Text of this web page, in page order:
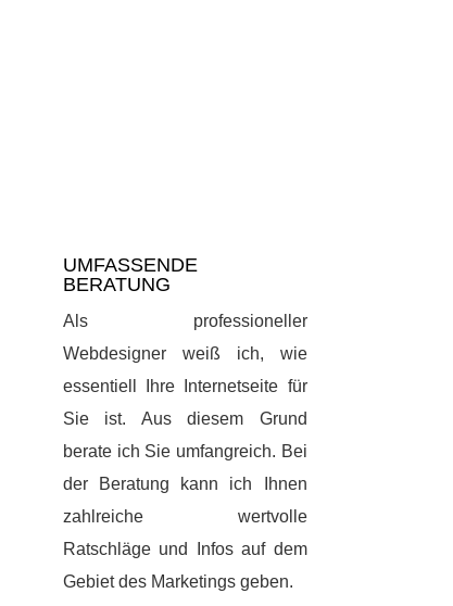
UMFASSENDE
BERATUNG
Als professioneller
Webdesigner weiß ich, wie
essentiell Ihre Internetseite für
Sie ist. Aus diesem Grund
berate ich Sie umfangreich. Bei
der Beratung kann ich Ihnen
zahlreiche wertvolle
Ratschläge und Infos auf dem
Gebiet des Marketings geben.